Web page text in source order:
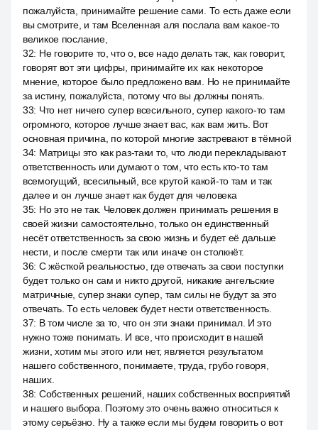
пожалуйста, принимайте решение сами. То есть даже если
вы смотрите, и там Вселенная аля послала вам какое-то
великое послание,
32: Не говорите то, что о, все надо делать так, как говорит,
говорят вот эти цифры, принимайте их как некоторое
мнение, которое было предложено вам. Но не принимайте
за истину, пожалуйста, потому что вы должны понять.
33: Что нет ничего супер всесильного, супер какого-то там
огромного, которое лучше знает вас, как вам жить. Вот
основная причина, по которой многие застревают в тёмной
34: Матрицы это как раз-таки то, что люди перекладывают
ответственность или думают о том, что есть кто-то там
всемогущий, всесильный, все крутой какой-то там и так
далее и он лучше знает как будет для человека
35: Но это не так. Человек должен принимать решения в
своей жизни самостоятельно, только он единственный
несёт ответственность за свою жизнь и будет её дальше
нести, и после смерти так или иначе он столкнёт.
36: С жёсткой реальностью, где отвечать за свои поступки
будет только он сам и никто другой, никакие ангельские
матричные, супер знаки супер, там силы не будут за это
отвечать. То есть человек будет нести ответственность.
37: В том числе за то, что он эти знаки принимал. И это
нужно тоже понимать. И все, что происходит в нашей
жизни, хотим мы этого или нет, является результатом
нашего собственного, понимаете, труда, грубо говоря,
наших.
38: Собственных решений, наших собственных восприятий
и нашего выбора. Поэтому это очень важно относиться к
этому серьёзно. Ну а также если мы будем говорить о вот